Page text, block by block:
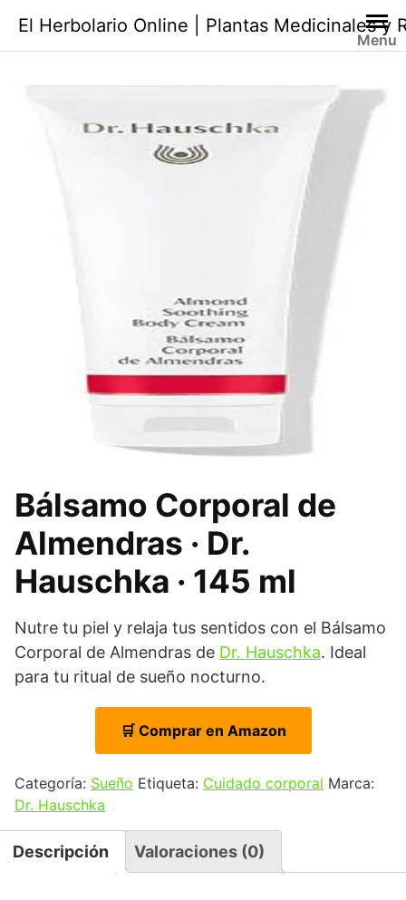
contenido
El Herbolario Online | Plantas Medicinales y
Menu
Bálsamo Corporal de
Almendras · Dr.
Hauschka · 145 ml
Nutre tu piel y relaja tus sentidos con el Bálsamo
Corporal de Almendras de Dr. Hauschka. Ideal
para tu ritual de sueño nocturno.
🛒 Comprar en Amazon
Categoría: Sueño Etiqueta: Cuidado corporal Marca:
Dr. Hauschka
Descripción Valoraciones (0)